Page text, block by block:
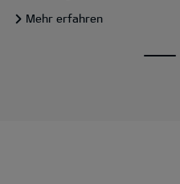
Mehr erfahren